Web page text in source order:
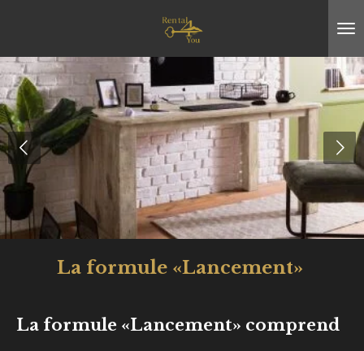
contenu
principal
La formule «Lancement»
La formule «Lancement» comprend